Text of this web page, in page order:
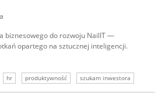
biznesowego do rozwoju NailIT —
opartego na sztucznej inteligencji.
hr produktywność szukam inwestora